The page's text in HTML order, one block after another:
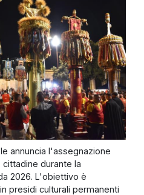
annuncia l'assegnazione
durante la
2026. L'obiettivo è
presidi culturali permanenti